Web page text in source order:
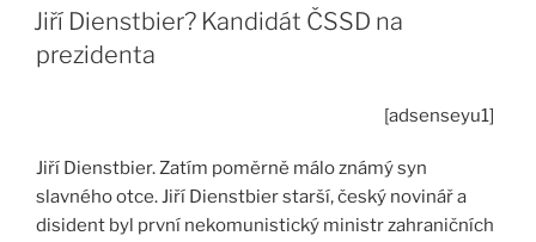
Jiří Dienstbier? Kandidát ČSSD na
prezidenta
[adsenseyu1]
Jiří Dienstbier. Zatím poměrně málo známý syn
slavného otce. Jiří Dienstbier starší, český novinář a
disident byl první nekomunistický ministr zahraničních